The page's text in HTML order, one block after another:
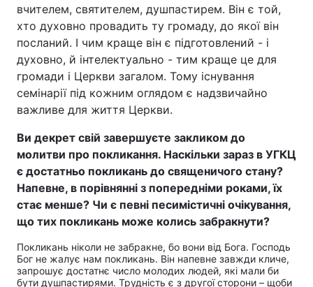
вчителем, святителем, душпастирем. Він є той,
хто духовно провадить ту громаду, до якої він
посланий. І чим краще він є підготовлений - і
духовно, й інтелектуально - тим краще це для
громади і Церкви загалом. Тому існування
семінарії під кожним оглядом є надзвичайно
важливе для життя Церкви.
Ви декрет свій завершуєте закликом до
молитви про покликання. Наскільки зараз в УГКЦ
є достатньо покликань до священичого стану?
Напевне, в порівнянні з попередніми роками, їх
стає менше? Чи є певні песимістичні очікування,
що тих покликань може колись забракнути?
Покликань ніколи не забракне, бо вони від Бога. Господь
Бог не жалує нам покликань. Він напевне завжди кличе,
запрошує достатнє число молодих людей, які мали би
бути душпастирями. Трудність є з другої сторони – щоби